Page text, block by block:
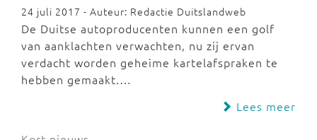
24 juli 2017 - Auteur: Redactie Duitslandweb
De Duitse autoproducenten kunnen een golf
van aanklachten verwachten, nu zij ervan
verdacht worden geheime kartelafspraken te
hebben gemaakt.…
Lees meer